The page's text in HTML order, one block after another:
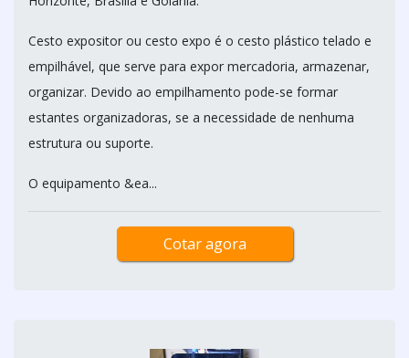
Cesto expositor ou cesto expo é o cesto plástico telado e
empilhável, que serve para expor mercadoria, armazenar,
organizar. Devido ao empilhamento pode-se formar
estantes organizadoras, se a necessidade de nenhuma
estrutura ou suporte.
O equipamento &ea...
Cotar agora